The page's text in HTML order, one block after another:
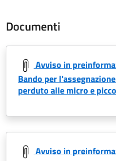
Documenti
Avviso in
Bando per
perduto alle micro e
Avviso in